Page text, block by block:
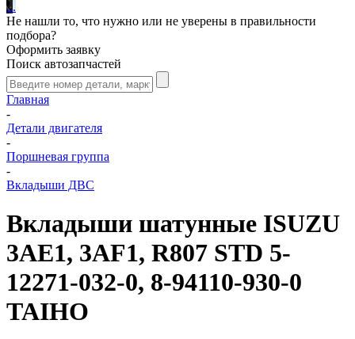
...
Не нашли то, что нужно или не уверены в правильности
подбора?
Оформить заявку
Поиск автозапчастей
Главная
-
Детали двигателя
-
Поршневая группа
-
Вкладыши ДВС
Вкладыши шатунные ISUZU
3AE1, 3AF1, R807 STD 5-
12271-032-0, 8-94110-930-0
TAIHO